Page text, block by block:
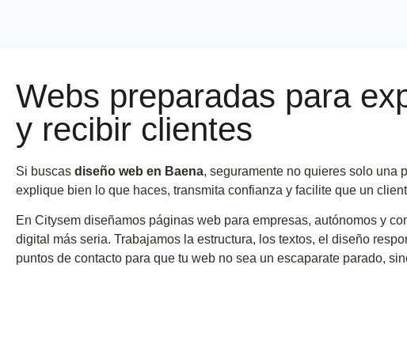
Webs preparadas para
y recibir clientes
Si buscas diseño web en Baena, seguramente no quieres solo una
explique bien lo que haces, transmita confianza y facilite que un
En Citysem diseñamos páginas web para empresas, autónomos y
digital más seria. Trabajamos la estructura, los textos, el diseño
puntos de contacto para que tu web no sea un escaparate parado,